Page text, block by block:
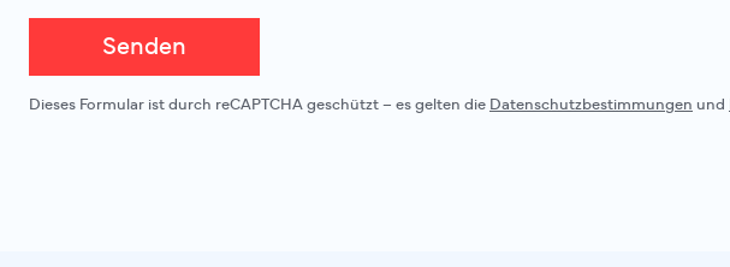
Senden
Dieses Formular ist durch reCAPTCHA geschützt – es gelten die Datenschutzbestimmungen und